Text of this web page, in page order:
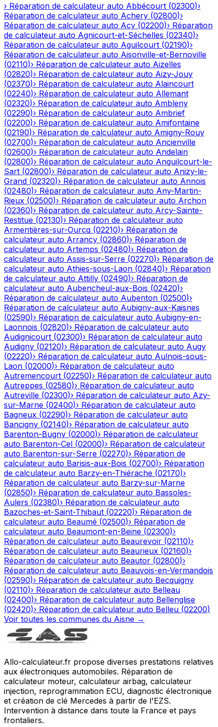
› Réparation de calculateur auto Abbécourt (02300)›
Réparation de calculateur auto Achery (02800)›
Réparation de calculateur auto Acy (02200)› Réparation
de calculateur auto Agnicourt-et-Séchelles (02340)›
Réparation de calculateur auto Aguilcourt (02190)›
Réparation de calculateur auto Aisonville-et-Bernoville
(02110)› Réparation de calculateur auto Aizelles
(02820)› Réparation de calculateur auto Aizy-Jouy
(02370)› Réparation de calculateur auto Alaincourt
(02240)› Réparation de calculateur auto Allemant
(02320)› Réparation de calculateur auto Ambleny
(02290)› Réparation de calculateur auto Ambrief
(02200)› Réparation de calculateur auto Amifontaine
(02190)› Réparation de calculateur auto Amigny-Rouy
(02700)› Réparation de calculateur auto Ancienville
(02600)› Réparation de calculateur auto Andelain
(02800)› Réparation de calculateur auto Anguilcourt-le-
Sart (02800)› Réparation de calculateur auto Anizy-le-
Grand (02320)› Réparation de calculateur auto Annois
(02480)› Réparation de calculateur auto Any-Martin-
Rieux (02500)› Réparation de calculateur auto Archon
(02360)› Réparation de calculateur auto Arcy-Sainte-
Restitue (02130)› Réparation de calculateur auto
Armentières-sur-Ourcq (02210)› Réparation de
calculateur auto Arrancy (02860)› Réparation de
calculateur auto Artemps (02480)› Réparation de
calculateur auto Assis-sur-Serre (02270)› Réparation de
calculateur auto Athies-sous-Laon (02840)› Réparation
de calculateur auto Attilly (02490)› Réparation de
calculateur auto Aubencheul-aux-Bois (02420)›
Réparation de calculateur auto Aubenton (02500)›
Réparation de calculateur auto Aubigny-aux-Kaisnes
(02590)› Réparation de calculateur auto Aubigny-en-
Laonnois (02820)› Réparation de calculateur auto
Audignicourt (02300)› Réparation de calculateur auto
Audigny (02120)› Réparation de calculateur auto Augy
(02220)› Réparation de calculateur auto Aulnois-sous-
Laon (02000)› Réparation de calculateur auto
Autremencourt (02250)› Réparation de calculateur auto
Autreppes (02580)› Réparation de calculateur auto
Autreville (02300)› Réparation de calculateur auto Azy-
sur-Marne (02400)› Réparation de calculateur auto
Bagneux (02290)› Réparation de calculateur auto
Bancigny (02140)› Réparation de calculateur auto
Barenton-Bugny (02000)› Réparation de calculateur
auto Barenton-Cel (02000)› Réparation de calculateur
auto Barenton-sur-Serre (02270)› Réparation de
calculateur auto Barisis-aux-Bois (02700)› Réparation
de calculateur auto Barzy-en-Thiérache (02170)›
Réparation de calculateur auto Barzy-sur-Marne
(02850)› Réparation de calculateur auto Bassoles-
Aulers (02380)› Réparation de calculateur auto
Bazoches-et-Saint-Thibaut (02220)› Réparation de
calculateur auto Beaumé (02500)› Réparation de
calculateur auto Beaumont-en-Beine (02300)›
Réparation de calculateur auto Beaurevoir (02110)›
Réparation de calculateur auto Beaurieux (02160)›
Réparation de calculateur auto Beautor (02800)›
Réparation de calculateur auto Beauvois-en-Vermandois
(02590)› Réparation de calculateur auto Becquigny
(02110)› Réparation de calculateur auto Belleau
(02400)› Réparation de calculateur auto Bellenglise
(02420)› Réparation de calculateur auto Belleu (02200)
Voir toutes les communes du Aisne →
Allo-calculateur.fr propose diverses prestations relatives
aux électroniques automobiles. Réparation de
calculateur moteur, calculateur airbag, calculateur
injection, reprogrammation ECU, diagnostic électronique
et création de clé Mercedes à partir de l'EZS.
Intervention à distance dans toute la France et pays
frontaliers.